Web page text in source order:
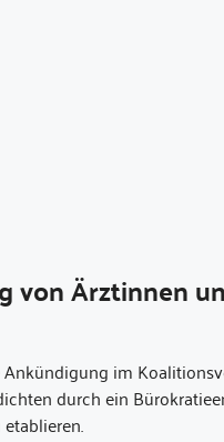
von Ärztinnen
im
durch ein